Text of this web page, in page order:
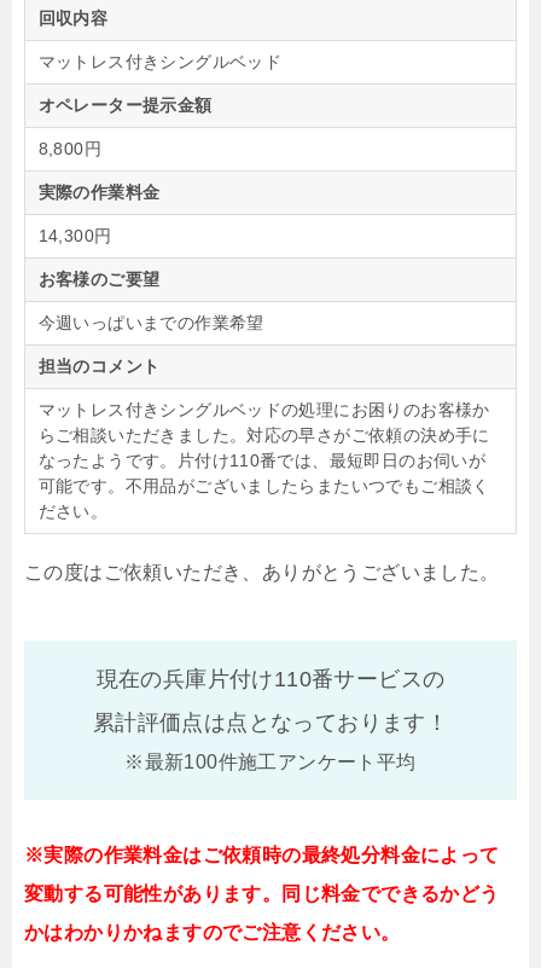
回収内容
マットレス付きシングルベッド
オペレーター提示金額
8,800円
実際の作業料金
14,300円
お客様のご要望
今週いっぱいまでの作業希望
担当のコメント
マットレス付きシングルベッドの処理にお困りのお客様か
らご相談いただきました。対応の早さがご依頼の決め手に
なったようです。片付け110番では、最短即日のお伺いが
可能です。不用品がございましたらまたいつでもご相談く
ださい。
この度はご依頼いただき、ありがとうございました。
現在の兵庫片付け110番サービスの
累計評価点は点となっております！
※最新100件施工アンケート平均
※実際の作業料金はご依頼時の最終処分料金によって
変動する可能性があります。同じ料金でできるかどう
かはわかりかねますのでご注意ください。